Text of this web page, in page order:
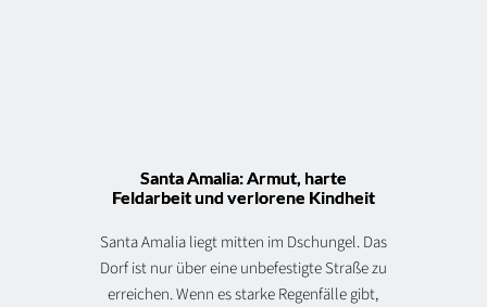
Santa Amalia: Armut, harte
Feldarbeit und verlorene Kindheit
Santa Amalia liegt mitten im Dschungel. Das
Dorf ist nur über eine unbefestigte Straße zu
erreichen. Wenn es starke Regenfälle gibt,